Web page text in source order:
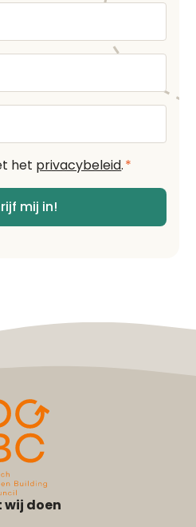
het privacybeleid.*
mij in!
wij doen